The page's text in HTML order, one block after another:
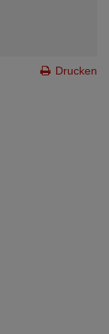
Drucken